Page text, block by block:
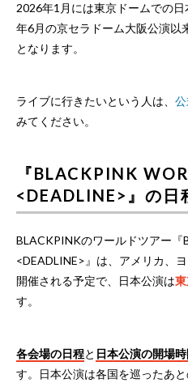
2026年1月には東京ドームでの
年6月の京セラドーム大阪公演以
となります。
ライブに行きたいという人は、
みてください。
『BLACKPINK
<DEADLINE>』の日
BLACKPINKのワールドツアー『
<DEADLINE>』は、アメリカ、
開催される予定で、日本公演は
す。
各会場の日程と 日本公演の開場
す。日本公演は各国を巡ったあ